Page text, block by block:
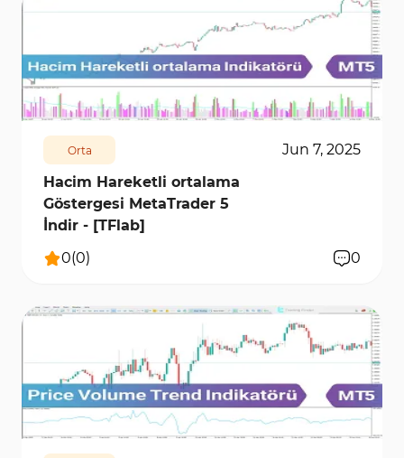
647 7483 0
Orta
Jun 7, 2025
Hacim Hareketli ortalama
Göstergesi MetaTrader 5
İndir - [TFlab]
0(0) 0
218 5948 0